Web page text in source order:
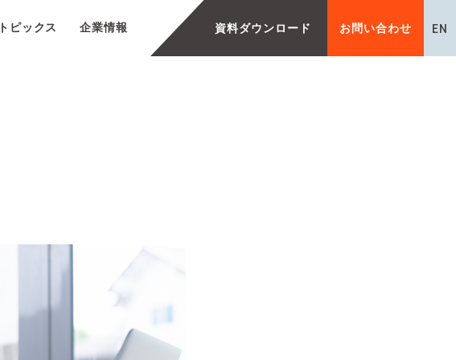
トピックス 企業情報 資料ダウンロード お問い合わせ EN